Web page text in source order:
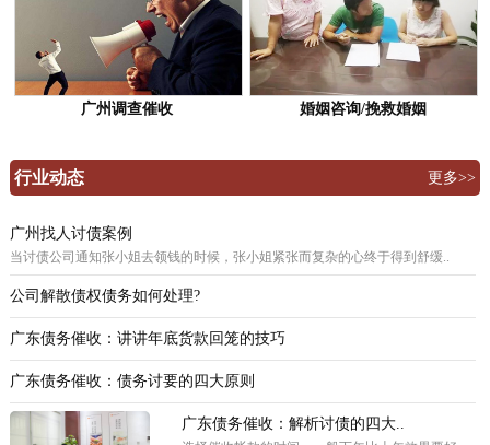
广州调查催收 婚姻咨询/挽救婚姻
行业动态 更多>>
广州找人讨债案例
当讨债公司通知张小姐去领钱的时候，张小姐紧张而复杂的心终于得到舒缓..
公司解散债权债务如何处理?
广东债务催收：讲讲年底货款回笼的技巧
广东债务催收：债务讨要的四大原则
广东债务催收：解析讨债的四大..